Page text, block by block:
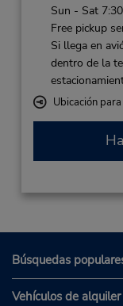
Sun - Sat
Free pickup
Si llega en
dentro de la
Ubicación
Búsquedas
Vehículos de